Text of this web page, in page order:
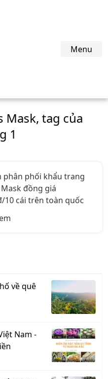
Menu
Mask, tag của
1
phân phối khẩu trang
Mask đồng giá
10 cái trên toàn quốc
về quê
Nam -